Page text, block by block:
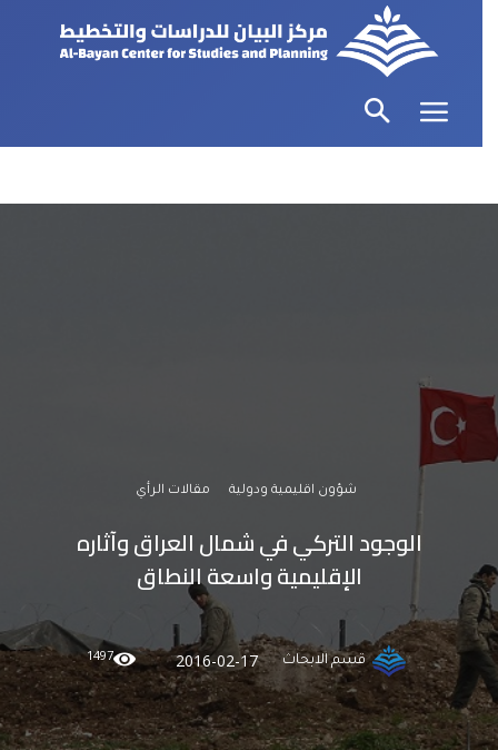
شؤون اقليمية ودولية مقالات الرأي
الوجود التركي في شمال العراق وآثاره
الإقليمية واسعة النطاق
قسم الابحاث 2016-02-17
1497